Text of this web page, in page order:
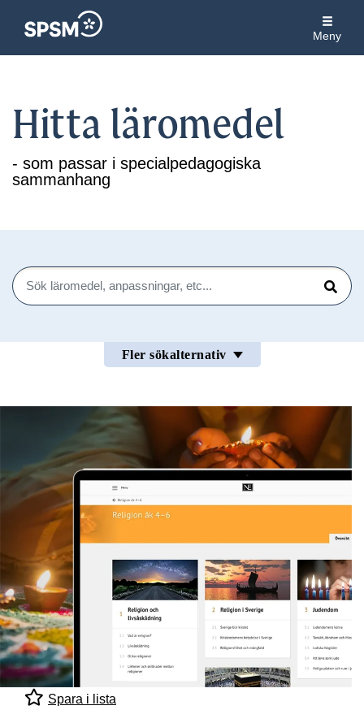
Meny
Hitta läromedel
- som passar i specialpedagogiska
sammanhang
Sök
Sök
Fler sökalternativ
Spara i lista